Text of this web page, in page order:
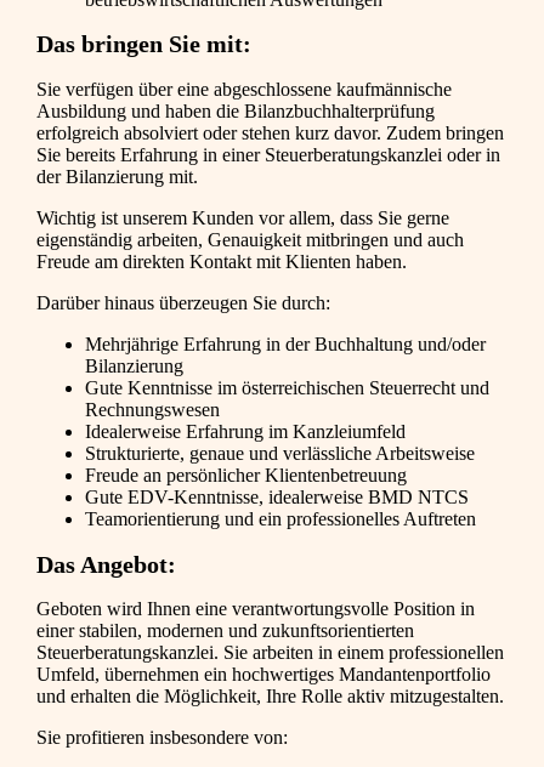
Das bringen Sie mit:
Sie verfügen über eine abgeschlossene kaufmännische
Ausbildung und haben die Bilanzbuchhalterprüfung
erfolgreich absolviert oder stehen kurz davor. Zudem bringen
Sie bereits Erfahrung in einer Steuerberatungskanzlei oder in
der Bilanzierung mit.
Wichtig ist unserem Kunden vor allem, dass Sie gerne
eigenständig arbeiten, Genauigkeit mitbringen und auch
Freude am direkten Kontakt mit Klienten haben.
Darüber hinaus überzeugen Sie durch:
Mehrjährige Erfahrung in der Buchhaltung und/oder
Bilanzierung
Gute Kenntnisse im österreichischen Steuerrecht und
Rechnungswesen
Idealerweise Erfahrung im Kanzleiumfeld
Strukturierte, genaue und verlässliche Arbeitsweise
Freude an persönlicher Klientenbetreuung
Gute EDV-Kenntnisse, idealerweise BMD NTCS
Teamorientierung und ein professionelles Auftreten
Das Angebot:
Geboten wird Ihnen eine verantwortungsvolle Position in
einer stabilen, modernen und zukunftsorientierten
Steuerberatungskanzlei. Sie arbeiten in einem professionellen
Umfeld, übernehmen ein hochwertiges Mandantenportfolio
und erhalten die Möglichkeit, Ihre Rolle aktiv mitzugestalten.
Sie profitieren insbesondere von: